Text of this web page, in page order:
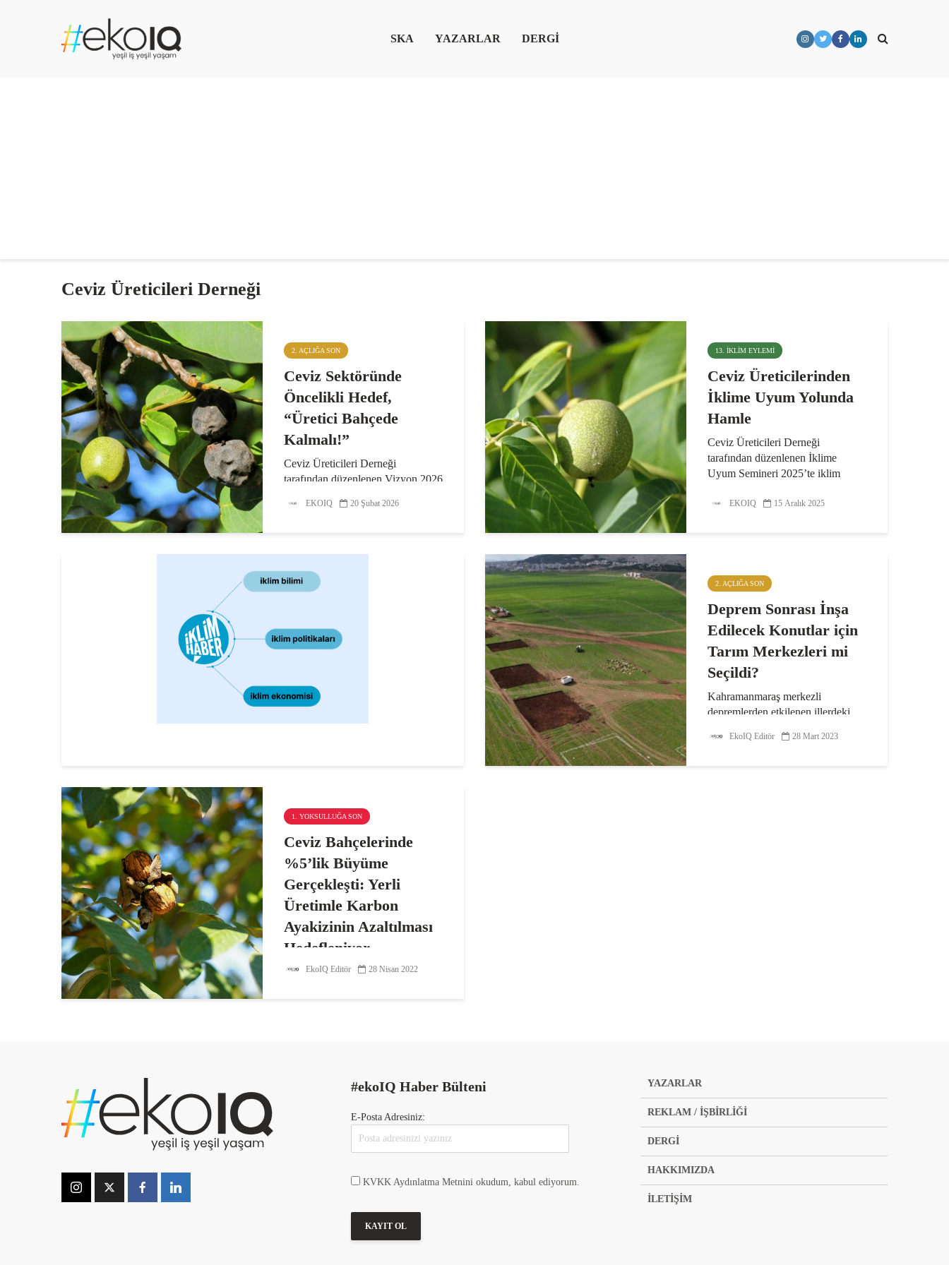
SKA YAZARLAR DERGİ
Ceviz Üreticileri Derneği
2. AÇLIĞA SON
Ceviz Sektöründe
Öncelikli Hedef,
“Üretici Bahçede
Kalmalı!”
Ceviz Üreticileri Derneği
tarafından düzenlenen Vizyon 2026
mevcut durumu, karşı karşıya
stratejik öncelikler değerlendirildi...
EKOIQ 20 Şubat 2026
13. İKLIM EYLEMI
Ceviz Üreticilerinden
İklime Uyum Yolunda
Hamle
Ceviz Üreticileri Derneği
tarafından düzenlenen İklime
Uyum Semineri 2025’te iklim
bilimsel veriler, saha uygulamaları
EKOIQ 15 Aralık 2025
2. AÇLIĞA SON
Deprem Sonrası İnşa
Edilecek Konutlar için
Tarım Merkezleri mi
Seçildi?
Kahramanmaraş merkezli
depremlerden etkilenen illerdeki
yaklaşık %17’sini oluşturuyor.
EkoIQ Editör 28 Mart 2023
1. YOKSULLUĞA SON
Ceviz Bahçelerinde
%5’lik Büyüme
Gerçekleşti: Yerli
Üretimle Karbon
Ayakizinin Azaltılması
Hedefleniyor
Ceviz Üreticileri Derneği,
EkoIQ Editör 28 Nisan 2022
#ekoIQ Haber Bülteni
E-Posta Adresiniz:
KVKK Aydınlatma Metnini okudum, kabul ediyorum.
YAZARLAR
REKLAM / İŞBİRLİĞİ
DERGİ
HAKKIMIZDA
İLETİŞİM